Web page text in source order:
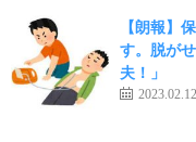
【朗報】
す。脱が
夫！」
2023.02.12